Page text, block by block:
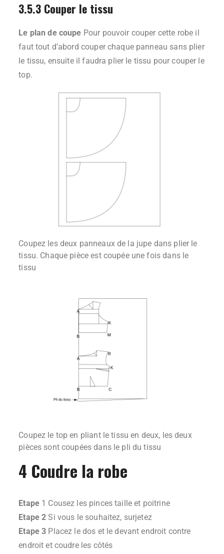
3.5.3 Couper le tissu
Le plan de coupe Pour pouvoir couper cette robe il
faut tout d’abord couper chaque panneau sans plier
le tissu, ensuite il faudra plier le tissu pour couper le
top.
Coupez les deux panneaux de la jupe dans plier le
tissu. Chaque pièce est coupée une fois dans le
tissu
Coupez le top en pliant le tissu en deux, les deux
pièces sont coupées dans le pli du tissu
4 Coudre la robe
Etape 1 Cousez les pinces taille et poitrine
Etape 2 Si vous le souhaitez, surjetez
Etape 3 Placez le dos et le devant endroit contre
endroit et coudre les côtés